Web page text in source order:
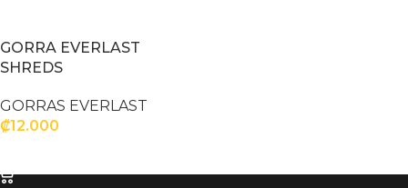
GORRA EVERLAST
SHREDS
GORRAS EVERLAST
₡12.000